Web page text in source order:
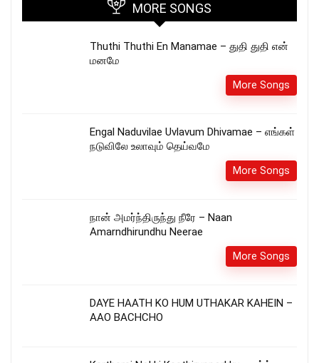
MORE SONGS
Thuthi Thuthi En Manamae – துதி துதி என்
மனமே
More Songs
Engal Naduvilae Uvlavum Dhivamae – எங்கள்
நடுவிலே உலாவும் தெய்வமே
More Songs
நான் அமர்ந்திருந்து நீரே – Naan
Amarndhirundhu Neerae
More Songs
DAYE HAATH KO HUM UTHAKAR KAHEIN –
AAO BACHCHO